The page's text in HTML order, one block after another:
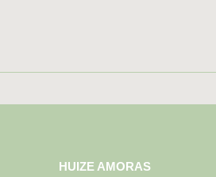
HUIZE AMORAS